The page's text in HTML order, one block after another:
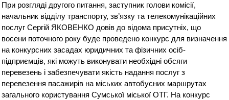
При розгляді другого питання, заступник голови комісії,
начальник відділу транспорту, зв’язку та телекомунікаційних
послуг Сергій ЯКОВЕНКО довів до відома присутніх, що
восени поточного року буде проведено конкурс для визначення
на конкурсних засадах юридичних та фізичних осіб-
підприємців, які можуть виконувати необхідні обсяги
перевезень і забезпечувати якість надання послуг з
перевезення пасажирів на міських автобусних маршрутах
загального користування Сумської міської ОТГ. На конкурс